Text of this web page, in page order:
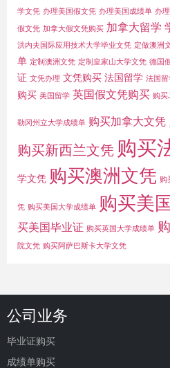
学文凭 办理美国假文凭 办理美国成绩单 办
假文凭 加拿大假文凭购买 加拿大留学
洪内夫国际应用技术大学毕业文凭 定做澳洲
单 定制澳洲文凭 定制皇家山大学文凭 德国
证 文凭办理 文凭购买 法国留学 法国
购买 美国留学 英国假文凭购买 购买
勒冈州立大学成绩单 购买加拿大文凭
购买新西兰文凭 购买
学文凭 购买澳洲文凭 购
凭 购买美国大学成绩单 购买美
买美国毕业证 购买英国大学成绩单
院文凭 购买阿萨巴斯卡大学文凭
公司业务
毕业证购买
成绩单购买